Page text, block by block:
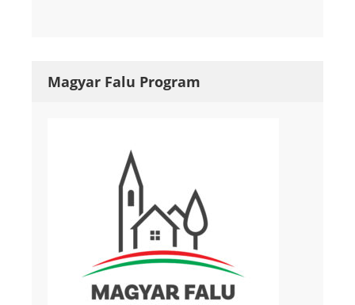
Magyar Falu Program